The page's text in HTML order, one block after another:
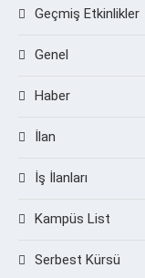
Geçmiş Etkinlikler
Genel
Haber
İlan
İş İlanları
Kampüs List
Serbest Kürsü